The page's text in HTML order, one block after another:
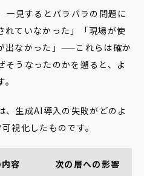
一見するとバラバラの問題に
れていなかった」「現場が使
出なかった」——これらは確か
そうなったのかを遡ると、よ
、生成AI導入の失敗がどのよ
視化したものです。
容 次の層への影響